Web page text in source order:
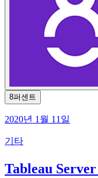
8퍼센트
2020년 1월 11일
기타
Tableau Server